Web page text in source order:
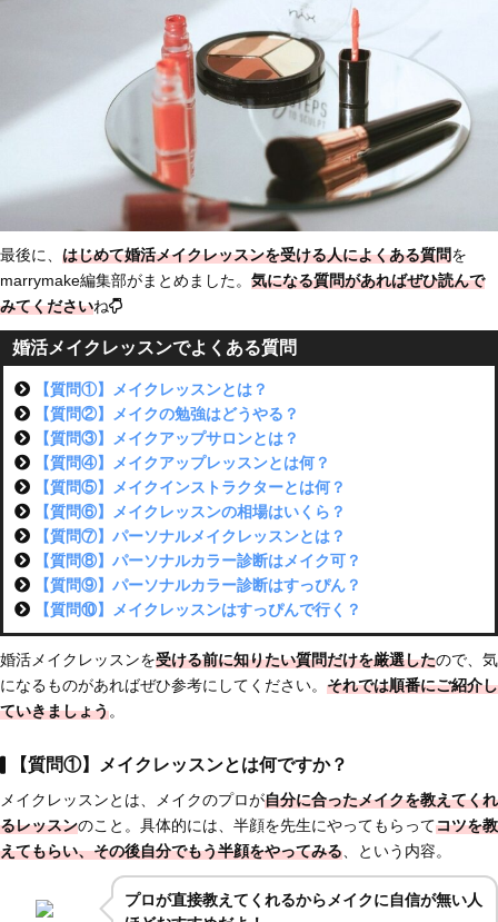
最後に、 はじめて婚活メイクレッスンを受ける人によくある質問を
marrymake編集部がまとめました。 気になる質問があればぜひ読んで
みてくださいね
婚活メイクレッスンでよくある質問
【質問①】メイクレッスンとは？
【質問②】メイクの勉強はどうやる？
【質問③】メイクアップサロンとは？
【質問④】メイクアップレッスンとは何？
【質問⑤】メイクインストラクターとは何？
【質問⑥】メイクレッスンの相場はいくら？
【質問⑦】パーソナルメイクレッスンとは？
【質問⑧】パーソナルカラー診断はメイク可？
【質問⑨】パーソナルカラー診断はすっぴん？
【質問⑩】メイクレッスンはすっぴんで行く？
婚活メイクレッスンを受ける前に知りたい質問だけを厳選したので、気
になるものがあればぜひ参考にしてください。 それでは順番にご紹介し
ていきましょう。
【質問①】メイクレッスンとは何ですか？
メイクレッスンとは、メイクのプロが自分に合ったメイクを教えてくれ
るレッスンのこと。具体的には、半顔を先生にやってもらってコツを教
えてもらい、その後自分でもう半顔をやってみる、という内容。
プロが直接教えてくれるからメイクに自信が無い人